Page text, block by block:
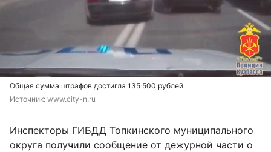
Общая сумма штрафов достигла 135 500 рублей
Источник: www.city-n.ru
Инспекторы ГИБДД Топкинского муниципального
округа получили сообщение от дежурной части о